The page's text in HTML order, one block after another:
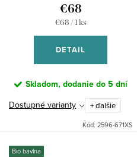
€68
Jednotková
€68 / 1 ks
DETAIL
Skladom, dodanie do 5 dní
Dostupné varianty + ďalšie
Kód: 2596-671XS
Bio bavlna